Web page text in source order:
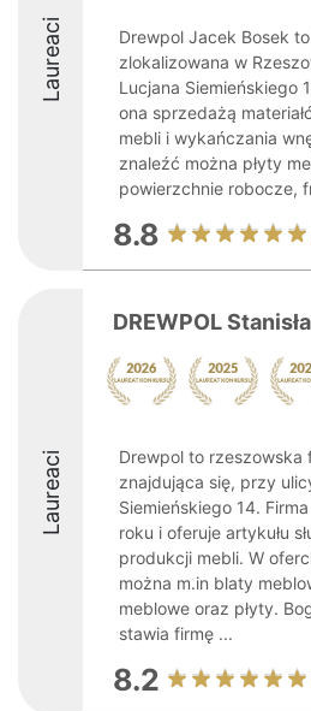
Laureaci
Drewpol Jacek Bosek
zlokalizowana w
Lucjana Siemieńskiego
ona sprzedażą
mebli i wykańczania
znaleźć można płyty
powierzchnie robocze,
8.8
Laureaci
DREWPOL
Drewpol to rzeszowska
znajdująca się, przy
Siemieńskiego 14.
roku i oferuje artykułu
produkcji mebli. W
można m.in blaty
meblowe oraz płyty.
stawia firmę ...
8.2